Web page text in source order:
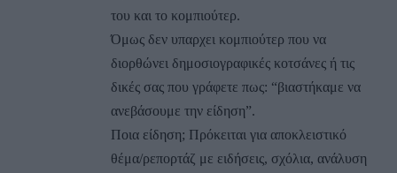
του και το κομπιούτερ.
Όμως δεν υπαρχει κομπιούτερ που να
διορθώνει δημοσιογραφικές κοτσάνες ή τις
δικές σας που γράφετε πως: “βιαστήκαμε να
ανεβάσουμε την είδηση”.
Ποια είδηση; Πρόκειται για αποκλειστικό
θέμα/ρεπορτάζ με ειδήσεις, σχόλια, ανάλυση